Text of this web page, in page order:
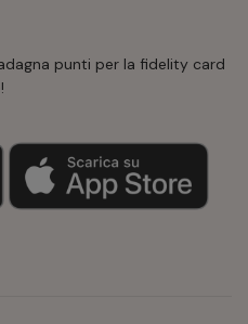
punti per la fidelity card